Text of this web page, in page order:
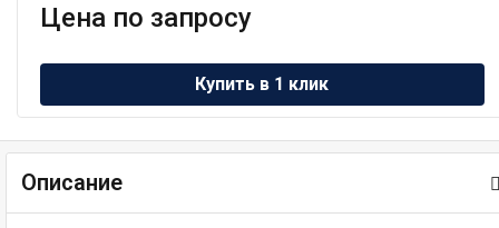
Цена по запросу
Описание